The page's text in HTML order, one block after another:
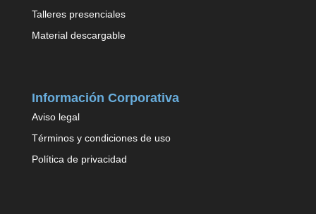
Talleres presenciales
Material descargable
Información Corporativa
Aviso legal
Términos y condiciones de uso
Política de privacidad